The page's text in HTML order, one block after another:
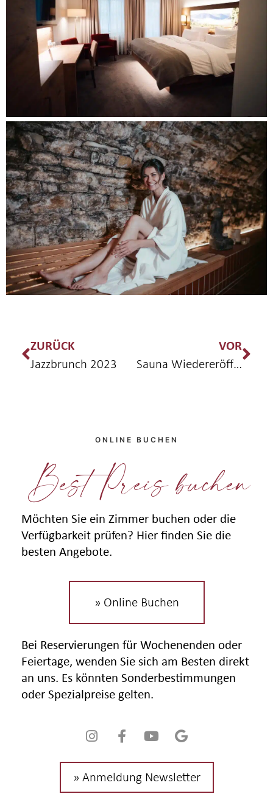
ZURÜCK
Jazzbrunch 2023
VOR
Sauna Wiedereröffnung
ONLINE BUCHEN
Best Preis buchen
Möchten Sie ein Zimmer buchen oder die
Verfügbarkeit prüfen? Hier finden Sie die
besten Angebote.
» Online Buchen
Bei Reservierungen für Wochenenden oder
Feiertage, wenden Sie sich am Besten direkt
an uns. Es könnten Sonderbestimmungen
oder Spezialpreise gelten.
» Anmeldung Newsletter